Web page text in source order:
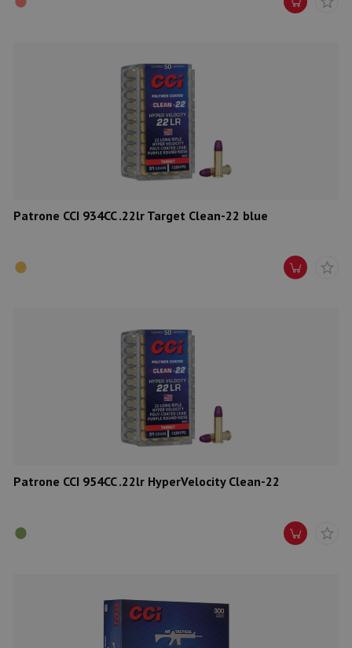
Patrone CCI 934CC .22lr Target Clean-22 blue
Patrone CCI 954CC .22lr HyperVelocity Clean-22